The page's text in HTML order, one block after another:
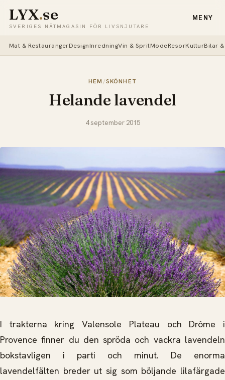
LYX.se
SVERIGES NÄTMAGASIN FÖR LIVSNJUTARE
MENY
Mat & RestaurangerDesignInredningVin & SpritModeResorKulturBilar
HEM /SKÖNHET
Helande lavendel
4 september 2015
I trakterna kring Valensole Plateau och Drôme i
Provence finner du den spröda och vackra lavendeln
bokstavligen i parti och minut. De enorma
lavendelfälten breder ut sig som böljande lilafärgade